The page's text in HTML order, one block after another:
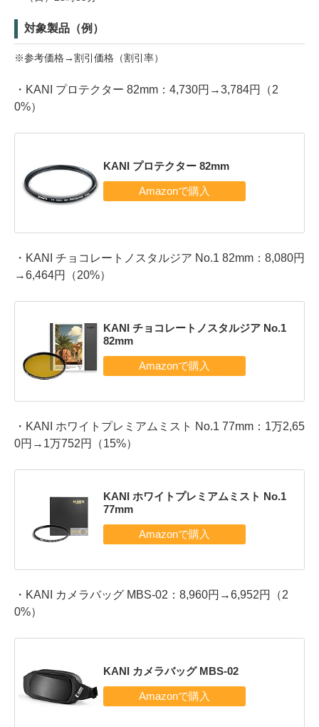
対象製品（例）
※参考価格→割引価格（割引率）
・KANI プロテクター 82mm：4,730円→3,784円（2
0%）
KANI プロテクター 82mm
・KANI チョコレートノスタルジア No.1 82mm：8,080円
→6,464円（20%）
KANI チョコレートノスタルジア No.1
82mm
・KANI ホワイトプレミアムミスト No.1 77mm：1万2,65
0円→1万752円（15%）
KANI ホワイトプレミアムミスト No.1
77mm
・KANI カメラバッグ MBS-02：8,960円→6,952円（2
0%）
KANI カメラバッグ MBS-02